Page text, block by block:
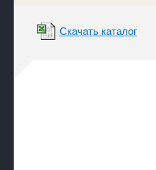
Скачать каталог